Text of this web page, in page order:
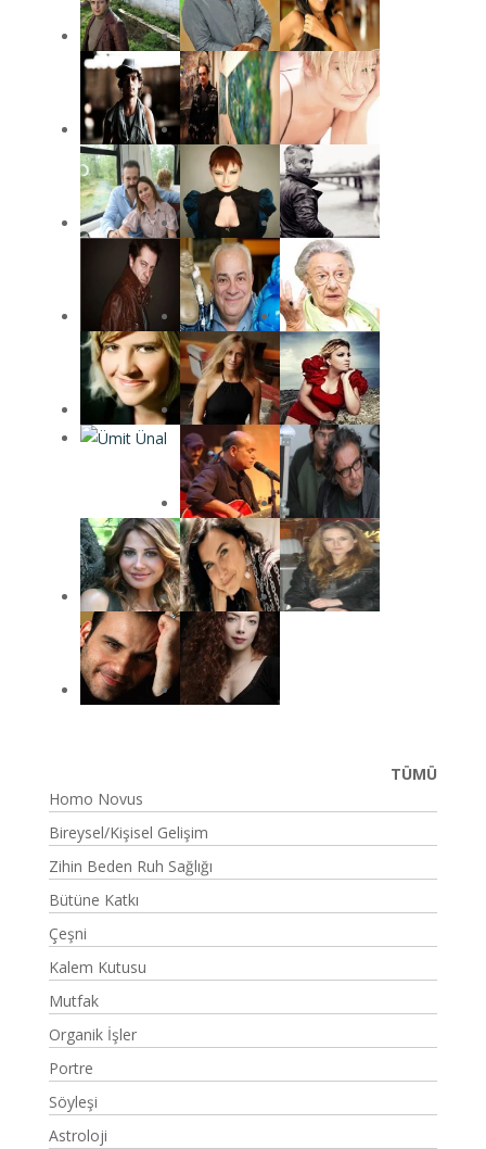
TÜMÜ
Homo Novus
Bireysel/Kişisel Gelişim
Zihin Beden Ruh Sağlığı
Bütüne Katkı
Çeşni
Kalem Kutusu
Mutfak
Organik İşler
Portre
Söyleşi
Astroloji